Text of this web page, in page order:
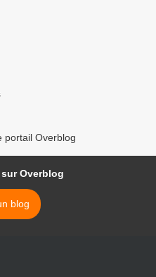
portail Overblog
Overblog
blog